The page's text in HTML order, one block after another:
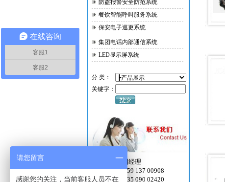
防盗报警安全防范系统
餐饮智能呼叫服务系统
保安电子巡更系统
集团电话内部通信系统
LED显示屏系统
分 类：
关键字：
24H客服：刘经理
手机微信：159 137 00908
投诉电话：135 090 02420
在线咨询
客服1
客服2
请您留言
感谢您的关注，当前客服人员不在